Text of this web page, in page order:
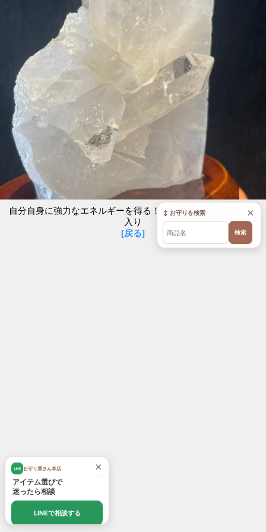
自分自身に強力なエネルギーを得る！神秘の天然水晶群 B 虹
入り
[戻る]
×
LINE お守り屋さん本店
アイテム選びで
迷ったら相談
LINEで相談する
×
↕ お守りを検索
検索